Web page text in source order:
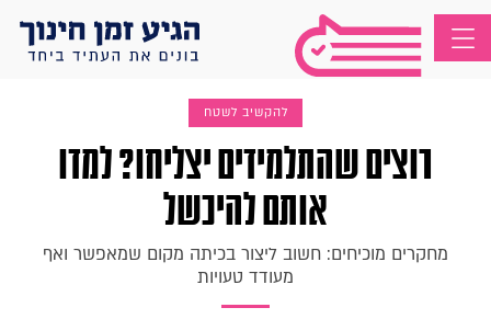
להקשיב לשטח
רוצים שהתלמידים יצליחו? למדו
אותם להיכשל
מחקרים מוכיחים: חשוב ליצור בכיתה מקום שמאפשר ואף
מעודד טעויות